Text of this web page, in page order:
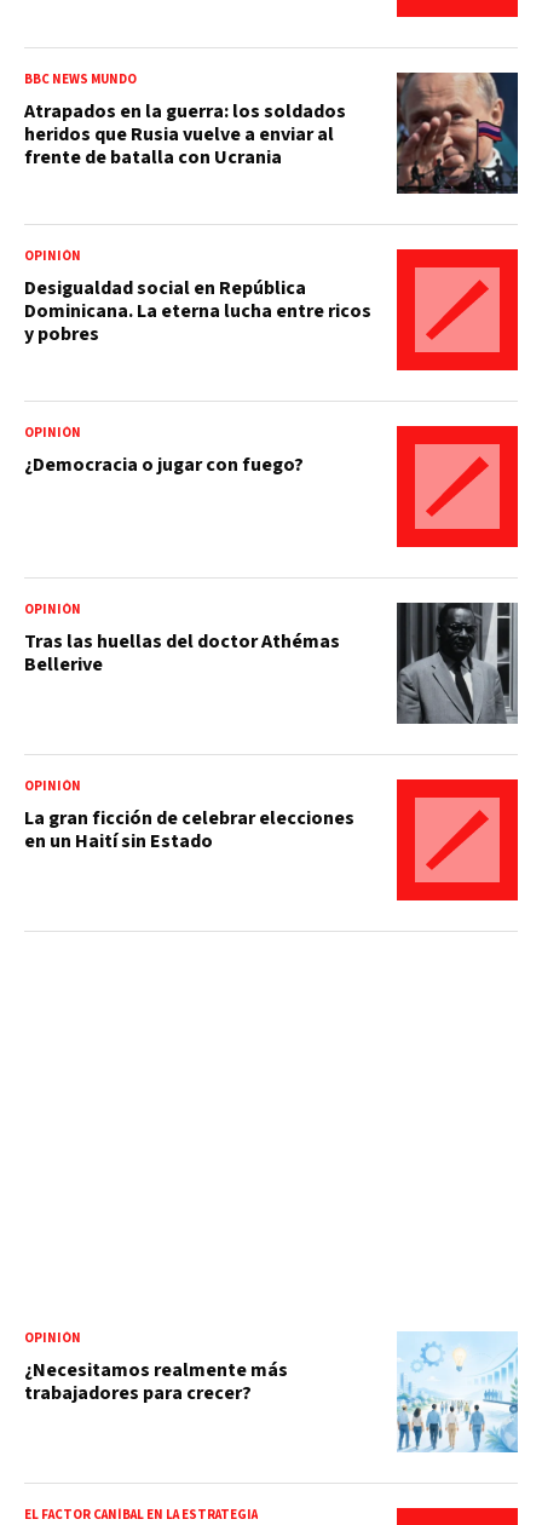
BBC NEWS MUNDO
Atrapados en la guerra: los soldados
heridos que Rusia vuelve a enviar al
frente de batalla con Ucrania
OPINIÓN
Desigualdad social en República
Dominicana. La eterna lucha entre ricos
y pobres
OPINIÓN
¿Democracia o jugar con fuego?
OPINIÓN
Tras las huellas del doctor Athémas
Bellerive
OPINIÓN
La gran ficción de celebrar elecciones
en un Haití sin Estado
OPINIÓN
¿Necesitamos realmente más
trabajadores para crecer?
EL FACTOR CANÍBAL EN LA ESTRATEGIA